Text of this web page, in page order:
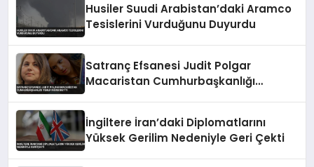
Husiler Suudi Arabistan’daki Aramco
Tesislerini Vurduğunu Duyurdu
Satranç Efsanesi Judit Polgar
Macaristan Cumhurbaşkanlığı
İngiltere İran’daki Diplomatlarını
Yüksek Gerilim Nedeniyle Geri Çekti